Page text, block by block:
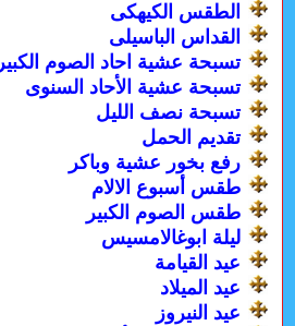
الطقس الكيهكى
القداس الباسيلى
تسبحة عشية احاد الصوم الكبير
تسبحة عشية الأحاد السنوى
تسبحة نصف الليل
تقديم الحمل
رفع بخور عشية وباكر
طقس أسبوع الالام
طقس الصوم الكبير
ليلة ابوغالامسيس
عيد القيامة
عيد الميلاد
عيد النيروز